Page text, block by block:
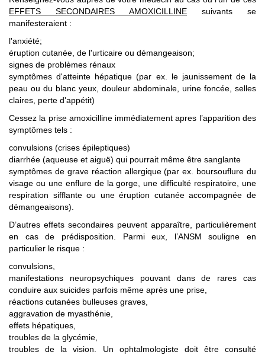
EFFETS SECONDAIRES AMOXICILLINE suivants se
manifesteraient :
l'anxiété;
éruption cutanée, de l'urticaire ou démangeaison;
signes de problèmes rénaux
symptômes d'atteinte hépatique (par ex. le jaunissement de la
peau ou du blanc yeux, douleur abdominale, urine foncée, selles
claires, perte d'appétit)
Cessez la prise amoxicilline immédiatement apres l’apparition des
symptômes tels :
convulsions (crises épileptiques)
diarrhée (aqueuse et aiguë) qui pourrait même être sanglante
symptômes de grave réaction allergique (par ex. boursouflure du
visage ou une enflure de la gorge, une difficulté respiratoire, une
respiration sifflante ou une éruption cutanée accompagnée de
démangeaisons).
D’autres effets secondaires peuvent apparaître, particulièrement
en cas de prédisposition. Parmi eux, l’ANSM souligne en
particulier le risque :
convulsions,
manifestations neuropsychiques pouvant dans de rares cas
conduire aux suicides parfois même après une prise,
réactions cutanées bulleuses graves,
aggravation de myasthénie,
effets hépatiques,
troubles de la glycémie,
troubles de la vision. Un ophtalmologiste doit être consulté